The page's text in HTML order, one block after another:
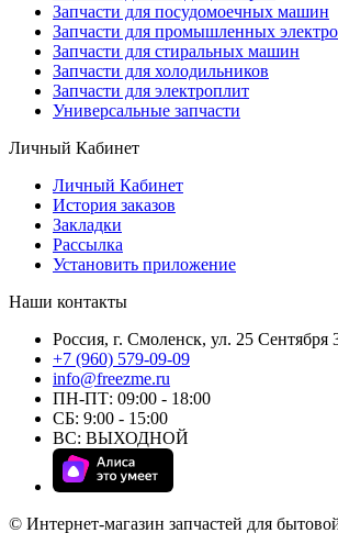
Запчасти для посудомоечных машин
Запчасти для промышленных
Запчасти для стиральных машин
Запчасти для холодильников
Запчасти для электроплит
Универсальные запчасти
Личный Кабинет
Личный Кабинет
История заказов
Закладки
Рассылка
Установить приложение
Наши контакты
Россия, г. Смоленск, ул. 25 Сентября
+7 (960) 579-09-09
info@freezme.ru
ПН-ПТ: 09:00 - 18:00
СБ: 9:00 - 15:00
ВС: ВЫХОДНОЙ
© Интернет-магазин запчастей для